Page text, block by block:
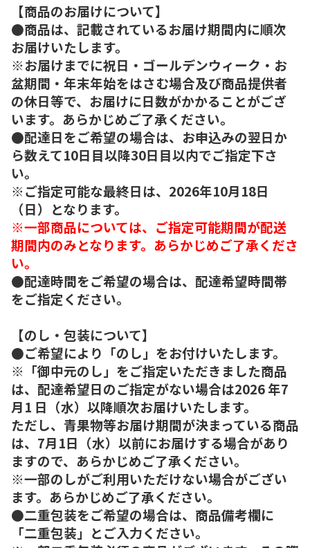
【商品のお届けについて】
●商品は、記載されているお届け期間内に順次
お届けいたします。
※お届けまでに祝日・ゴールデンウィーク・お
盆期間・年末年始をはさむ場合及び商品提供者
の休日等で、お届けに日数がかかることがござ
います。あらかじめご了承ください。
●配達日をご希望の場合は、お申込みの翌日か
ら数えて10日目以降30日目以内でご指定下さ
い。
※ご指定可能な最終日は、2026年10月18日
（日）となります。
※一部商品については、ご指定可能期間が配送
期間内のみとなります。あらかじめご了承くださ
い。
●配達時間をご希望の場合は、配達希望時間帯
をご指定ください。
【のし・包装について】
●ご希望により「のし」をお付けいたします。
※「御中元のし」をご指定いただきました商品
は、配達希望日のご指定がない場合は2026 年7
月1 日（水）以降順次お届けいたします。
ただし、青果物等お届け期間が決まっている商品
は、7月1日（水）以前にお届けする場合があり
ますので、あらかじめご了承ください。
※一部のしがご利用いただけない場合がござい
ます。あらかじめご了承ください。
●二重包装をご希望の場合は、商品備考欄に
「二重包装」とご入力ください。